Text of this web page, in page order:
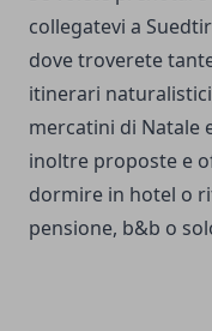
collegatevi a
dove troverete
itinerari
mercatini di Natale
inoltre proposte e
dormire in hotel o
pensione, b&b o